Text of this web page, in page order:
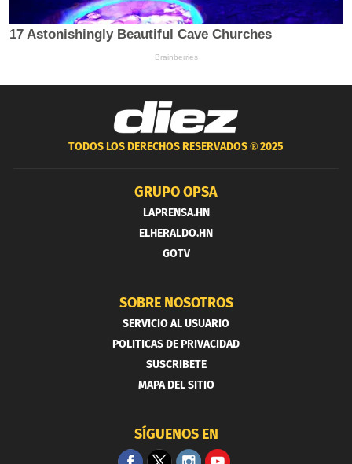
TODOS LOS DERECHOS RESERVADOS ®2025
GRUPO OPSA
LAPRENSA.HN
ELHERALDO.HN
GOTV
SOBRE NOSOTROS
SERVICIO AL USUARIO
POLITICAS DE PRIVACIDAD
SUSCRIBETE
MAPA DEL SITIO
SÍGUENOS EN